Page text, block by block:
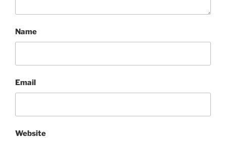
Name
Email
Website